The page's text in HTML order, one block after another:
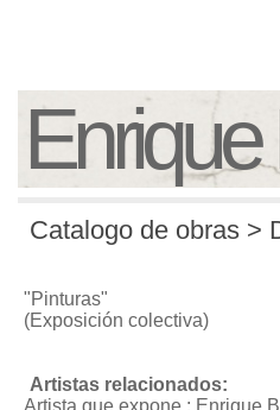
Catalogo de obras >
"Pinturas"
(Exposición colectiva)
Artistas relacionados:
Artista que expone : Enrique